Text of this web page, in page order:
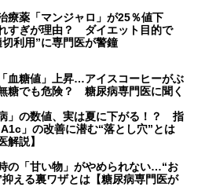
療薬「マンジャロ」が25％値下
すぎが理由？ ダイエット目的で
切利用”に専門医が警鐘
血糖値」上昇…アイスコーヒーがぶ
糖でも危険？ 糖尿病専門医に聞く
病」の数値、実は夏に下がる！？ 指
」の改善に潜む“落とし穴”とは
解説】
の「甘い物」がやめられない…“お
抑える裏ワザとは【糖尿病専門医が